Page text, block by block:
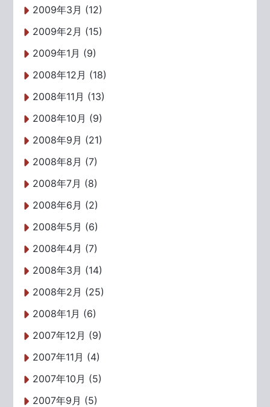
2009年3月 (12)
2009年2月 (15)
2009年1月 (9)
2008年12月 (18)
2008年11月 (13)
2008年10月 (9)
2008年9月 (21)
2008年8月 (7)
2008年7月 (8)
2008年6月 (2)
2008年5月 (6)
2008年4月 (7)
2008年3月 (14)
2008年2月 (25)
2008年1月 (6)
2007年12月 (9)
2007年11月 (4)
2007年10月 (5)
2007年9月 (5)